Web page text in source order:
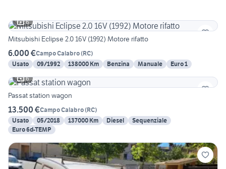
6
Mitsubishi Eclipse 2.0 16V (1992) Motore rifatto
6.000 €Campo Calabro(RC)
Usato
09/1992 138000 Km Benzina Manuale
Euro 1
6
Passat station wagon
13.500 €Campo Calabro(RC)
Usato
05/2018 137000 Km Diesel
Sequenziale
Euro 6d-TEMP